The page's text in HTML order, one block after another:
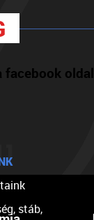
facebook
stáb,